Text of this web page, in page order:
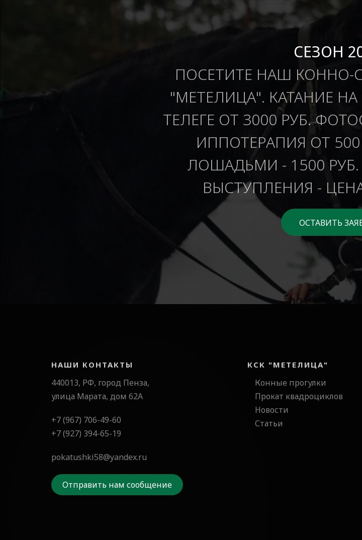
СЕЗОН
ПОСЕТИТЕ НАШ КОННО-
"МЕТЕЛИЦА". КАТАНИЕ
ТЕЛЕГЕ ОТ 3000 РУБ.
ИППОТЕРАПИЯ ОТ
ЛОШАДЬМИ - 1500
ВЫСТУПЛЕНИЯ -
ОСТАВИТЬ
НАШИ КОНТАКТЫ
440013, РФ, город Пенза,
улица Марата, дом 62А
+7 (967) 706-49-60
+7 (927) 394-65-19
pokatushki58@yandex.ru
Отправить нам сообщение
КСК "МЕТЕЛИЦА"
Конные прогулки
Прокат квадроциклов
Новости
Статьи